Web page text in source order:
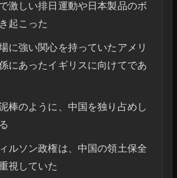
激しい排日運動や日本製品のボ
起こった
に強い関心を持っていたアメリ
にあったイギリスに向けてであ
棒のように、中国を独り占めし
ルソン政権は、中国の領土保全
視していた